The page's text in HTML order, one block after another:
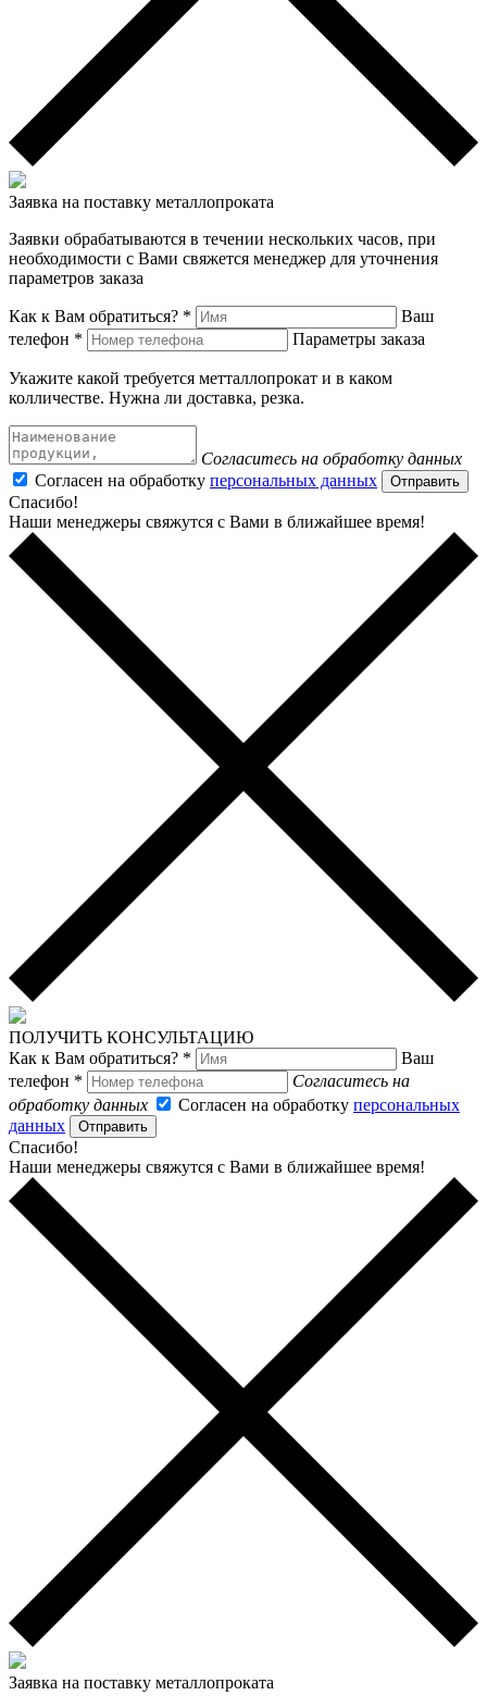
Заявка на поставку металлопроката
Заявки обрабатываются в течении нескольких часов, при
необходимости с Вами свяжется менеджер для уточнения
параметров заказа
Как к Вам обратиться? *
Ваш
телефон *
Параметры заказа
Укажите какой требуется метталлопрокат и в каком
колличестве. Нужна ли доставка, резка.
Согласитесь на обработку данных
Согласен на обработку персональных данных Отправить
Спасибо!
Наши менеджеры свяжутся с Вами в ближайшее время!
ПОЛУЧИТЬ КОНСУЛЬТАЦИЮ
Как к Вам обратиться? *
Ваш
телефон *
Согласитесь на
обработку данных
Согласен на обработку персональных
данных
Отправить
Спасибо!
Наши менеджеры свяжутся с Вами в ближайшее время!
Заявка на поставку металлопроката